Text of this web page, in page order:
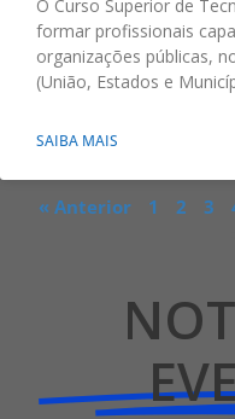
O Curso Superior de
formar profissionais
organizações públicas,
(União, Estados e
SAIBA MAIS
« Anterior 1 2 3